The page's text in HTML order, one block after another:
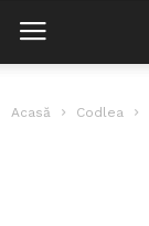
Acasă Codlea